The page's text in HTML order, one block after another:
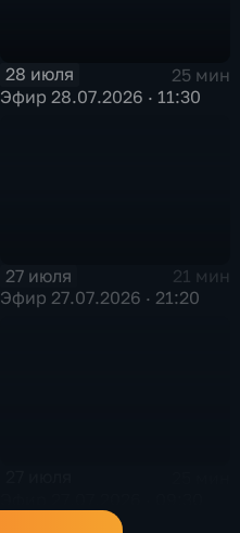
28 июля
25 мин
Эфир 28.07.2026 · 11:30
27 июля
21 мин
Эфир 27.07.2026 · 21:20